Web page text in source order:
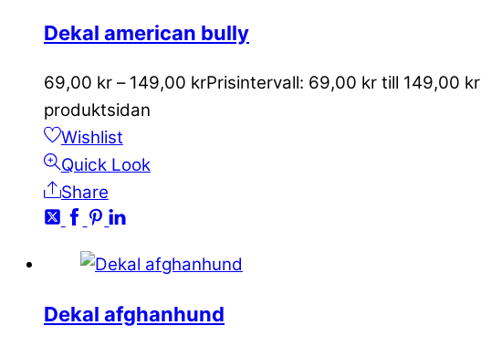
Dekal american bully
69,00 kr – 149,00 krPrisintervall: 69,00 kr till 149,00 kr
produktsidan
Wishlist
Quick Look
Share
Dekal afghanhund